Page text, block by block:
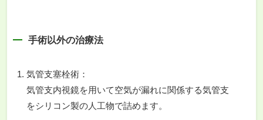
手術以外の治療法
気管支塞栓術：
気管支内視鏡を用いて空気が漏れに関係する気管支
をシリコン製の人工物で詰めます。